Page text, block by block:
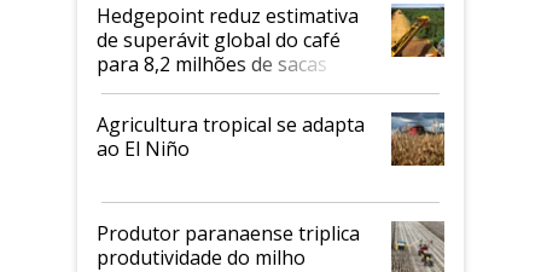
Hedgepoint reduz estimativa
de superávit global do café
para 8,2 milhões de sacas
Agricultura tropical se adapta
ao El Niño
Produtor paranaense triplica
produtividade do milho